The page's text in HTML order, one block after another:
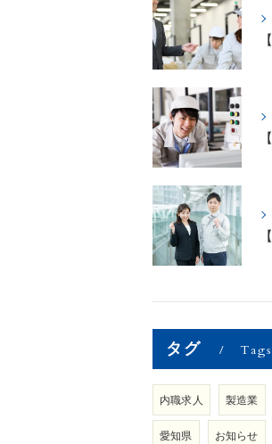
タグ Tags
内職求人 製造業
愛知県 お知らせ